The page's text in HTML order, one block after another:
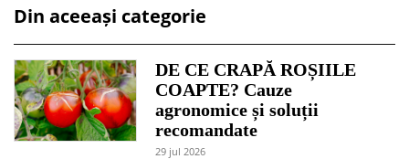
Din aceeași categorie
DE CE CRAPĂ ROȘIILE
COAPTE? Cauze
agronomice și soluții
recomandate
29 jul 2026